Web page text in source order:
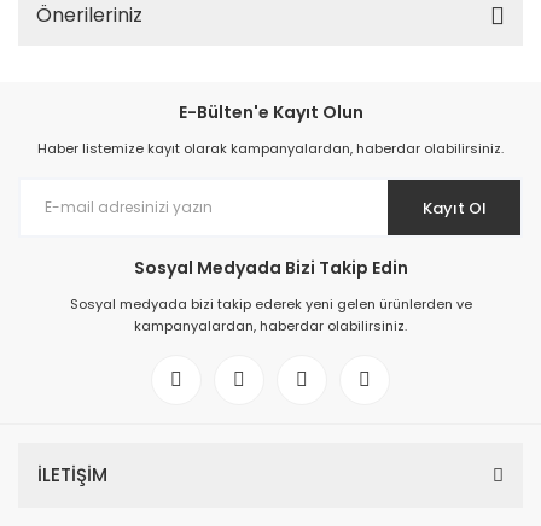
Önerileriniz
E-Bülten'e Kayıt Olun
Haber listemize kayıt olarak kampanyalardan, haberdar olabilirsiniz.
Kayıt Ol
Sosyal Medyada Bizi Takip Edin
Sosyal medyada bizi takip ederek yeni gelen ürünlerden ve
kampanyalardan, haberdar olabilirsiniz.
İLETİŞİM